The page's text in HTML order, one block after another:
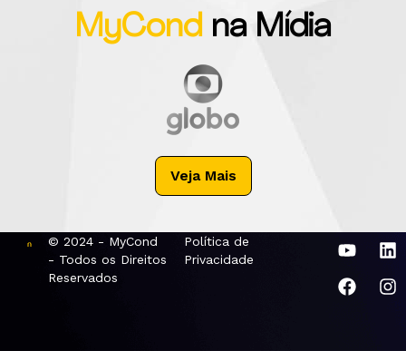
MyCond na Mídia
Veja Mais
© 2024 - MyCond
- Todos os Direitos
Reservados
Política de
Privacidade